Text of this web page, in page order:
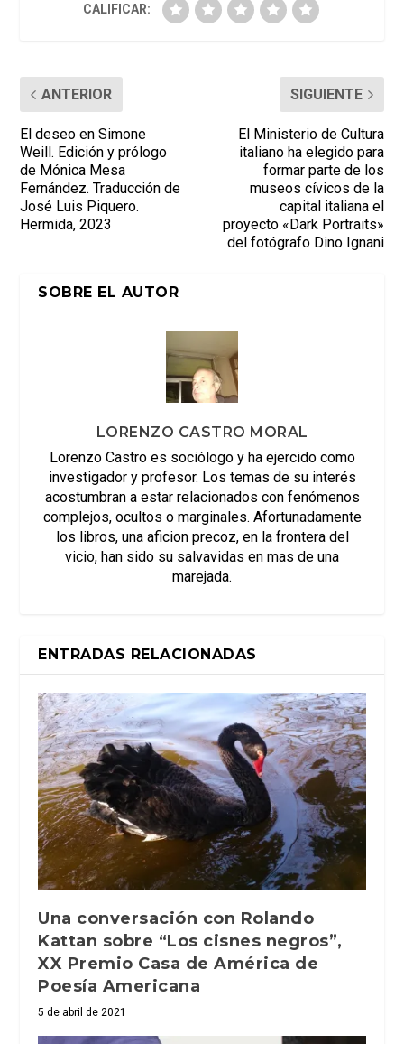
CALIFICAR:
ANTERIOR
El deseo en Simone
Weill. Edición y prólogo
de Mónica Mesa
Fernández. Traducción de
José Luis Piquero.
Hermida, 2023
SIGUIENTE
El Ministerio de Cultura
italiano ha elegido para
formar parte de los
museos cívicos de la
capital italiana el
proyecto «Dark Portraits»
del fotógrafo Dino Ignani
SOBRE EL AUTOR
LORENZO CASTRO MORAL
Lorenzo Castro es sociólogo y ha ejercido como
investigador y profesor. Los temas de su interés
acostumbran a estar relacionados con fenómenos
complejos, ocultos o marginales. Afortunadamente
los libros, una aficion precoz, en la frontera del
vicio, han sido su salvavidas en mas de una
marejada.
ENTRADAS RELACIONADAS
Una conversación con Rolando
Kattan sobre “Los cisnes negros”,
XX Premio Casa de América de
Poesía Americana
5 de abril de 2021